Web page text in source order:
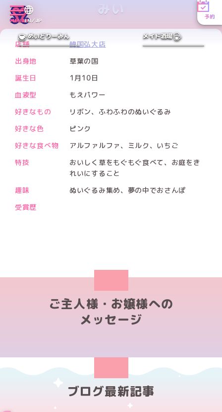
MENUEN／JP
予約
めいどりーみん メイド酒場
みい
PREV
NEXT
店舗
韓国弘大店
出身地
草葉の国
誕生日
1月10日
血液型
もえパワー
好きなもの
リボン、ふわふわのぬいぐるみ
好きな色
ピンク
好きな食べ物
アルファルファ、ミルク、いちご
特技
おいしく草をもぐもぐ食べて、お庭をき
れいにすること
趣味
ぬいぐるみ集め、夢の中でおさんぽ
受賞歴
ご主人様・お嬢様への
メッセージ
ブログ最新記事